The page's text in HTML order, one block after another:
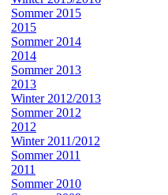
Sommer 2015
2015
Sommer 2014
2014
Sommer 2013
2013
Winter 2012/2013
Sommer 2012
2012
Winter 2011/2012
Sommer 2011
2011
Sommer 2010